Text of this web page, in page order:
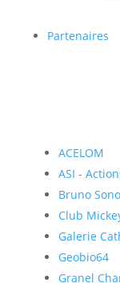
Partenaires
ACELOM
ASI -
Bruno Sono
Club
Galerie
Geobio64
Granel